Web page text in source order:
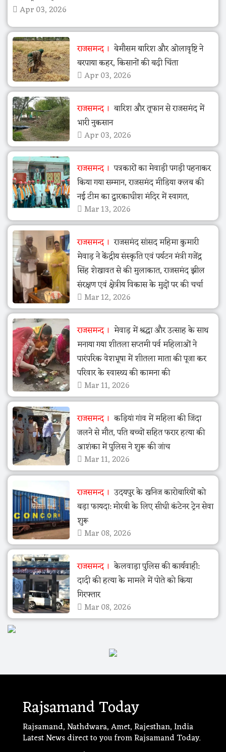
Apr 03, 2026
राजसमन्द
बेमौसम बारिश और ओलावृष्टि ने
बरपाया कहर, किसानों की बढ़ी चिंता
Apr 03, 2026
राजसमन्द
बारिश और तूफान से राजसमंद में
भारी नुकसान
Apr 03, 2026
राजसमन्द
पत्रकारों का मेवाड़ी पगड़ी पहनाकर
किया गया सम्मान, राजसमंद मीडिया क्लब की
नई टीम का द्वारकाधीश मंदिर में स्वागत,
Mar 13, 2026
राजसमन्द
राजसमंद सांसद महिमा कुमारी
मेवाड़ ने केंद्रीय संस्कृति एवं पर्यटन मंत्री गजेंद्र
सिंह शेखावत से की मुलाकात, राजसमंद झील
संरक्षण एवं क्षेत्रीय विकास के मुद्दों पर की चर्चा
Mar 12, 2026
राजसमन्द
मेवाड़ में श्रद्धा और उत्साह के साथ
मनाया गया शीतला सप्तमी पर्व महिलाओं ने
पारंपरिक वेशभूषा में शीतला माता की पूजा कर
परिवार के स्वास्थ्य की कामना की
Mar 11, 2026
राजसमन्द
कड़ियां गांव में महिला की जिंदा
जलने से मौत, पति बच्चों सहित फरार हत्या की
आशंका में पुलिस ने शुरू की जांच
Mar 11, 2026
राजसमन्द
उदयपुर के खनिज कारोबारियों को
बड़ा फायदा: मोरबी के लिए सीधी कंटेनर ट्रेन सेवा
शुरू
Mar 08, 2026
राजसमन्द
केलवाड़ा पुलिस की कार्यवाही:
दादी की हत्या के मामले में पोते को किया
गिरफ्तार
Mar 08, 2026
Rajsamand Today
Rajsamand, Nathdwara, Amet, Rajesthan, India
Latest News direct to you from Rajsamand Today.